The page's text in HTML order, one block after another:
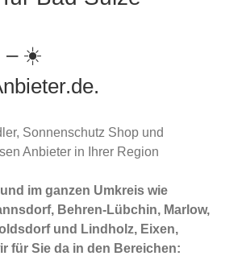
– ☀️
Sonnenschutz Shop und
Anbieter in Ihrer Region
im ganzen Umkreis wie
Behren-Lübchin, Marlow,
und Lindholz, Eixen,
für Sie da in den Bereichen: